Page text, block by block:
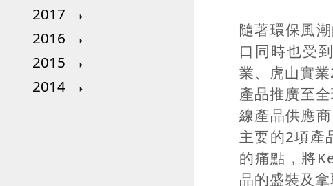
隨著環保風
口同時也受
業、虎山實
產品推廣至
線產品供應
主要的2項產
的痛點，將
品的盛裝及
2017
2016
2015
2014